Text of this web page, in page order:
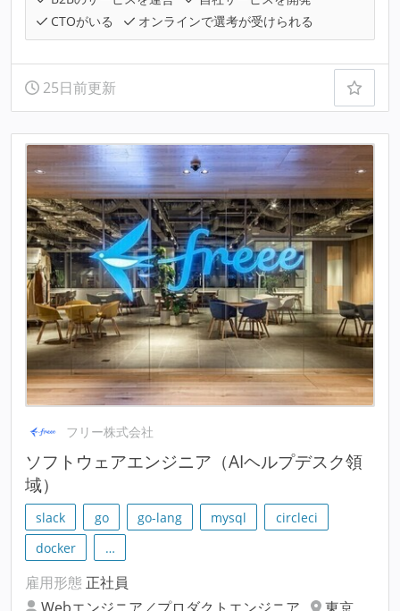
CTOがいる
オンラインで選考が受けられる
25日前更新
フリー株式会社
ソフトウェアエンジニア（AIヘルプデスク領
域）
slack go go-lang mysql
circleci
docker
…
雇用形態 正社員